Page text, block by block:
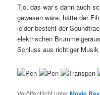
Tjo, das war’s dann auch
gewesen wäre, hätte der
leider besteht der
elektrischen
Schluss aus richtiger